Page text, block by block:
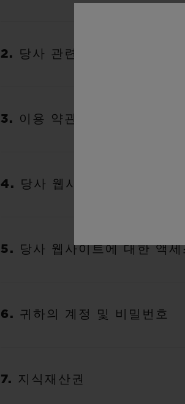
2. 당사 관련 정보
3. 이용 약관을 변경할 권리
4. 당사 웹사이트의 변경 사항
5. 당사 웹사이트에 대한 액세
6. 귀하의 계정 및 비밀번호
7. 지식재산권